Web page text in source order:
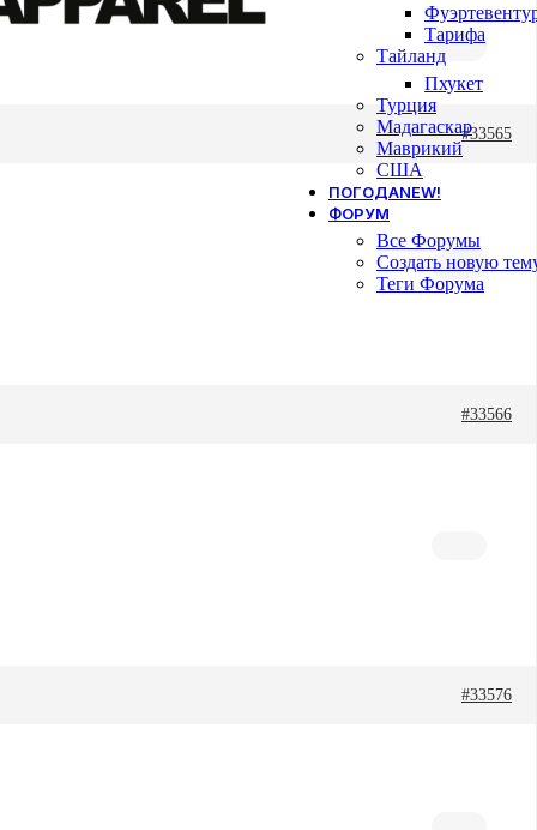
Тарифа
Тайланд
Пхукет
Турция
Мадагаскар
Маврикий
США
ПОГОДАNEW!
ФОРУМ
Все Форумы
Создать новую
Теги Форума
#33565
#33566
#33576